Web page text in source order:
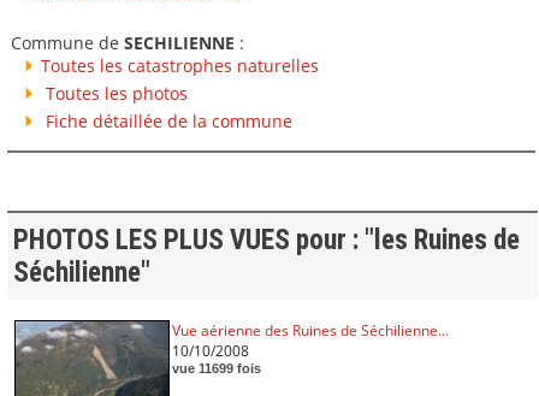
Commune de SECHILIENNE :
Toutes les catastrophes naturelles
Toutes les photos
Fiche détaillée de la commune
PHOTOS LES PLUS VUES pour : "les Ruines de
Séchilienne"
Vue aérienne des Ruines de Séchilienne...
10/10/2008
vue 11699 fois